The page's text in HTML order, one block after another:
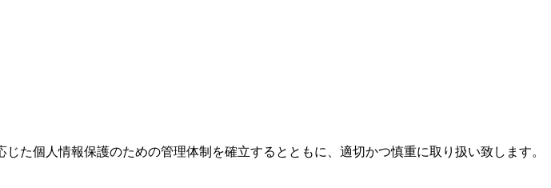
個人情報保護のための管理体制を確立するとともに、適切かつ慎重に取り扱い致します。